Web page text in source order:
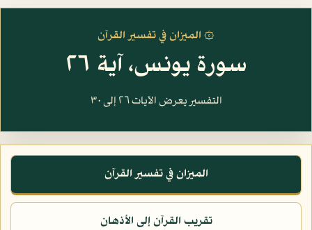
۞ الميزان في تفسير القرآن
سورة يونس، آية ٢٦
التفسير يعرض الآيات ٢٦ إلى ٣٠
الميزان في تفسير القرآن
تقريب القرآن إلى الأذهان